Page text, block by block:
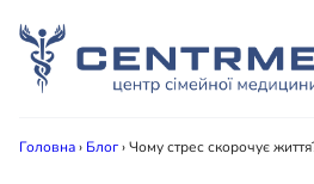
Головна› Блог›Чому стрес скорочує